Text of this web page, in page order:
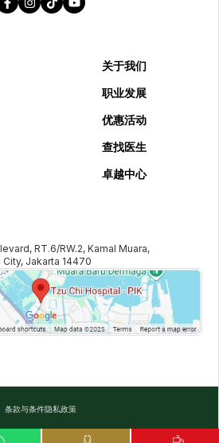
关于我们
职业发展
优惠活动
查找医生
卓越中心
RT.6/RW.2, Kamal Muara,
Jakarta 14470
ALL RIGHTS RESERVED
条款与条件隐私政策